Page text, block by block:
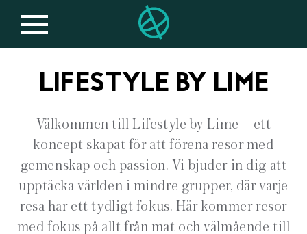
LIFESTYLE BY LIME
Välkommen till Lifestyle by Lime – ett
koncept skapat för att förena resor med
gemenskap och passion. Vi bjuder in dig att
upptäcka världen i mindre grupper, där varje
resa har ett tydligt fokus. Här kommer resor
med fokus på allt från mat och välmående till